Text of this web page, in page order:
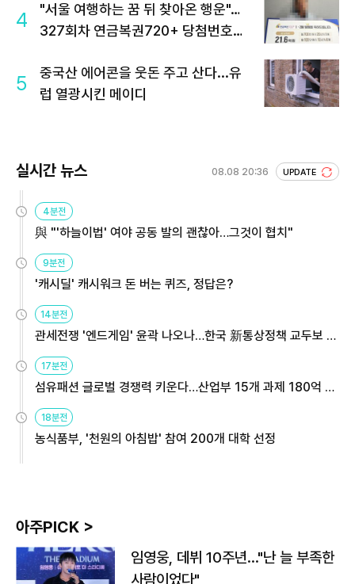
4
"서울 여행하는 꿈 뒤 찾아온 행운"…
327회차 연금복권720+ 당첨번호조
5
중국산 에어콘을 웃돈 주고 산다...유
럽 열광시킨 메이디
실시간 뉴스 08.08 20:36 UPDATE
4분전
與 "'하늘이법' 여야 공동 발의 괜찮아…그것이 협치"
9분전
'캐시딜' 캐시워크 돈 버는 퀴즈, 정답은?
14분전
관세전쟁 '엔드게임' 윤곽 나오나…한국 新통상정책 교두보 활
용해야
17분전
섬유패션 글로벌 경쟁력 키운다…산업부 15개 과제 180억 지
원
18분전
농식품부, '천원의 아침밥' 참여 200개 대학 선정
아주PICK >
임영웅, 데뷔 10주년…"난 늘 부족한
사람이었다"